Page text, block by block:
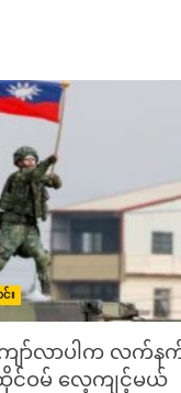
း
ော်လာပါက လက်
ထိုင်ဝမ် လေ့ကျင့်မယ်